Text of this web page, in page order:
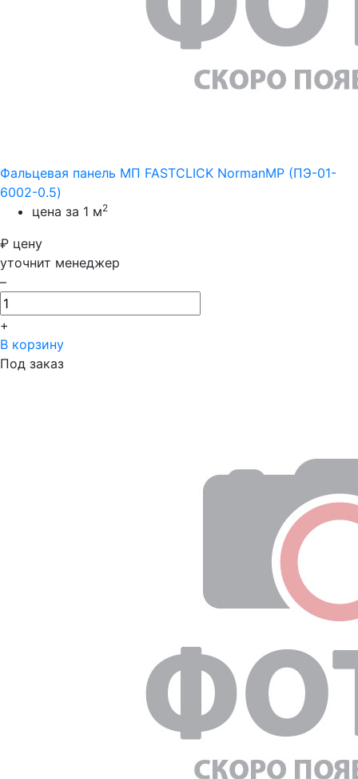
Фальцевая панель МП FASTCLICK NormanMP (ПЭ-01-
6002-0.5)
цена за 1 м2
₽ цену
уточнит менеджер
–
+
В корзину
Под заказ